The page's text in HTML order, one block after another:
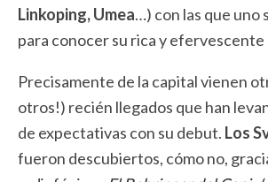
Linkoping, Umea…) con las que uno
para conocer su rica y efervescente
Precisamente de la capital vienen
otros!) recién llegados que han
de expectativas con su debut. Los
fueron descubiertos, cómo no,